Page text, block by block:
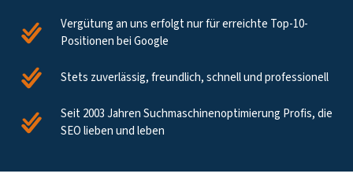
Vergütung an uns erfolgt nur für erreichte Top-10-
Positionen bei Google
Stets zuverlässig, freundlich, schnell und professionell
Seit 2003 Jahren Suchmaschinenoptimierung Profis, die
SEO lieben und leben